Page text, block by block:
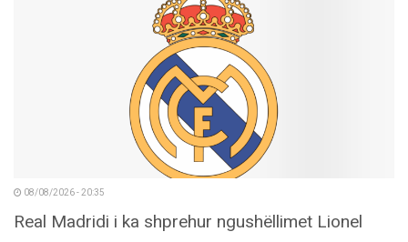
08/08/2026 - 20:35
Real Madridi i ka shprehur ngushëllimet Lionel